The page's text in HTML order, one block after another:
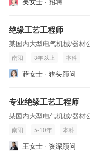
绝缘工艺工程师
某国内大型电气机械/器材
南阳 3年以上 本科
薛女士 · 猎头顾问
专业绝缘工艺工程师
某国内大型电气机械/器材
南阳 5-10年 本科
王女士 · 资深顾问